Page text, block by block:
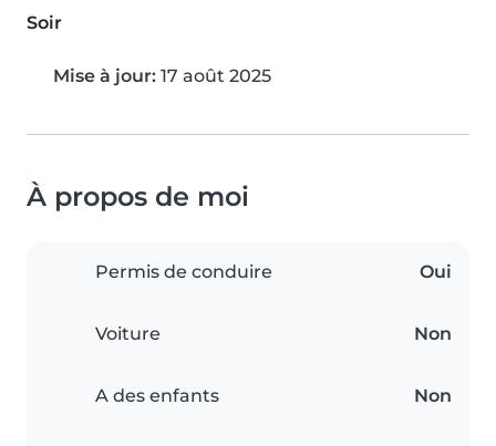
Soir
Mise à jour: 17 août 2025
À propos de moi
Permis de conduire Oui
Voiture Non
A des enfants Non